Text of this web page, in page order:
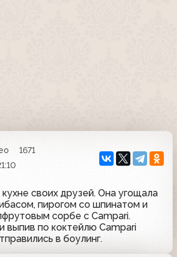
1671
своих друзей. Она угощала
пирогом со шпинатом и
сорбе с Campari.
выпив по коктейлю Campari
в боулинг.